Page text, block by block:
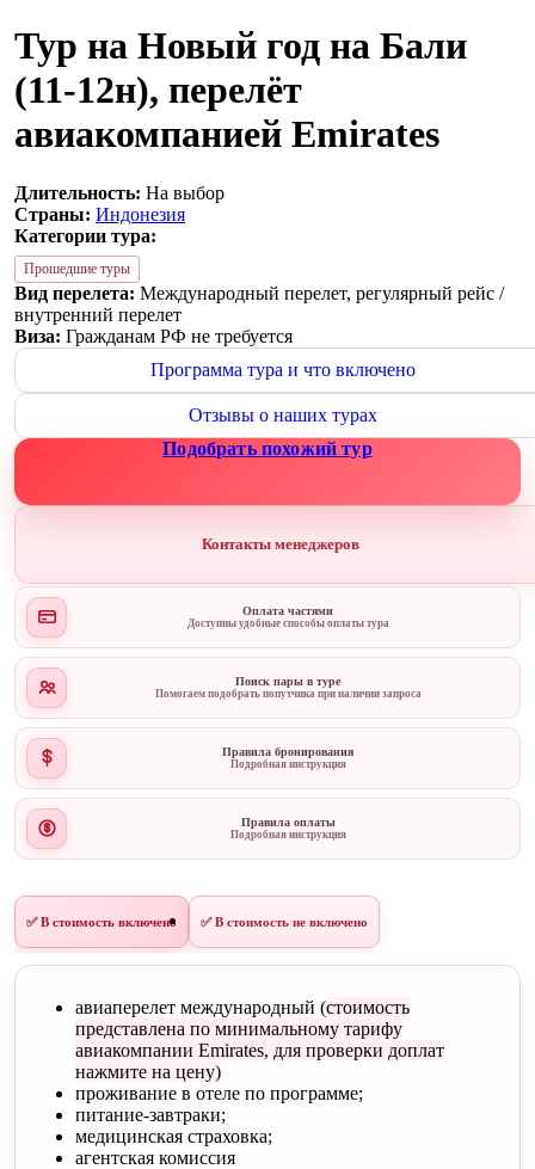
Тур на Новый год на Бали
(11-12н), перелёт
авиакомпанией Emirates
Длительность: На выбор
Страны: Индонезия
Категории тура:
Прошедшие туры
Вид перелета: Международный перелет, регулярный рейс /
внутренний перелет
Виза: Гражданам РФ не требуется
Программа тура и что включено
Отзывы о наших турах
Подобрать похожий тур
Контакты менеджеров
Оплата частями
Доступны удобные способы оплаты тура
Поиск пары в туре
Помогаем подобрать попутчика при наличии запроса
Правила бронирования
Подробная инструкция
Правила оплаты
Подробная инструкция
✅ В стоимость включено ✅ В стоимость не включено
авиаперелет международный (стоимость
представлена по минимальному тарифу
авиакомпании Emirates, для проверки доплат
нажмите на цену)
проживание в отеле по программе;
питание-завтраки;
медицинская страховка;
агентская комиссия